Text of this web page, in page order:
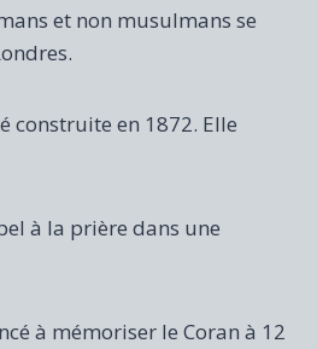
et non musulmans se
construite en 1872. Elle
à la prière dans une
à mémoriser le Coran à 12